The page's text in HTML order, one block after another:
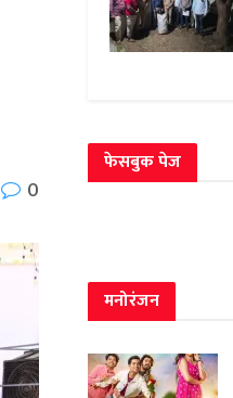
0
फेसबुक पेज
मनोरंजन